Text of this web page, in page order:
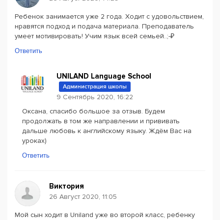
Ребенок занимается уже 2 года. Ходит с удовольствием,
нравятся подход и подача материала. Преподаватель
умеет мотивировать! Учим язык всей семьей..;-₽
Ответить
UNILAND Language School
Администрация школы
9 Сентябрь 2020, 16:22
Оксана, спасибо большое за отзыв. Будем
продолжать в том же направлении и прививать
дальше любовь к английскому языку. Ждём Вас на
уроках)
Ответить
Виктория
26 Август 2020, 11:05
Мой сын ходит в Uniland уже во второй класс, ребенку